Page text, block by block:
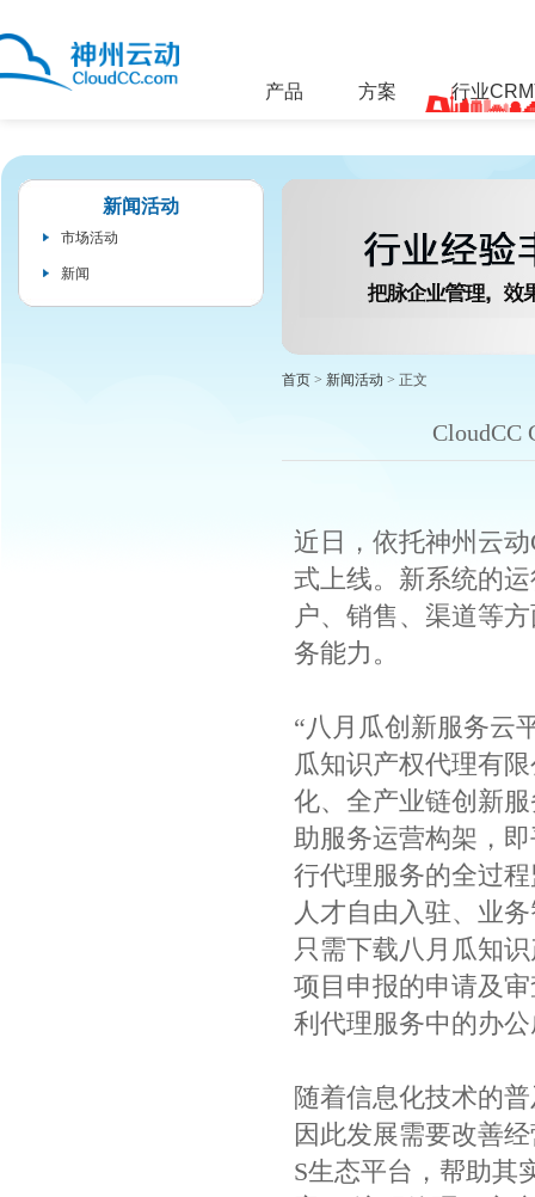
产品 方案 行业
新闻活动
市场活动
新闻
首页 > 新闻活动 > 正文
CloudCC
近日，依托神州云
式上线。新系统的
户、销售、渠道等
务能力。
“八月瓜创新服务云
瓜知识产权代理有
化、全产业链创新
助服务运营构架，
行代理服务的全过
人才自由入驻、业
只需下载八月瓜知
项目申报的申请及
利代理服务中的办
随着信息化技术的
因此发展需要改善
S生态平台，帮助其